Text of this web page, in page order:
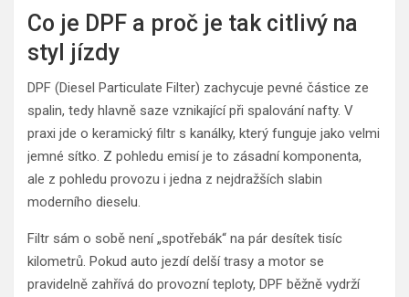
Co je DPF a proč je tak citlivý na
styl jízdy
DPF (Diesel Particulate Filter) zachycuje pevné částice ze
spalin, tedy hlavně saze vznikající při spalování nafty. V
praxi jde o keramický filtr s kanálky, který funguje jako velmi
jemné sítko. Z pohledu emisí je to zásadní komponenta,
ale z pohledu provozu i jedna z nejdražších slabin
moderního dieselu.
Filtr sám o sobě není „spotřebák“ na pár desítek tisíc
kilometrů. Pokud auto jezdí delší trasy a motor se
pravidelně zahřívá do provozní teploty, DPF běžně vydrží